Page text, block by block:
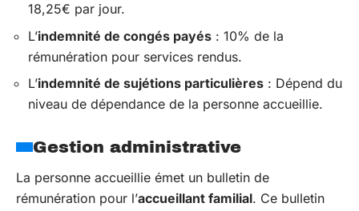
18,25€ par jour.
L’indemnité de congés payés : 10% de la
rémunération pour services rendus.
L’indemnité de sujétions particulières : Dépend du
niveau de dépendance de la personne accueillie.
Gestion administrative
La personne accueillie émet un bulletin de
rémunération pour l’accueillant familial. Ce bulletin